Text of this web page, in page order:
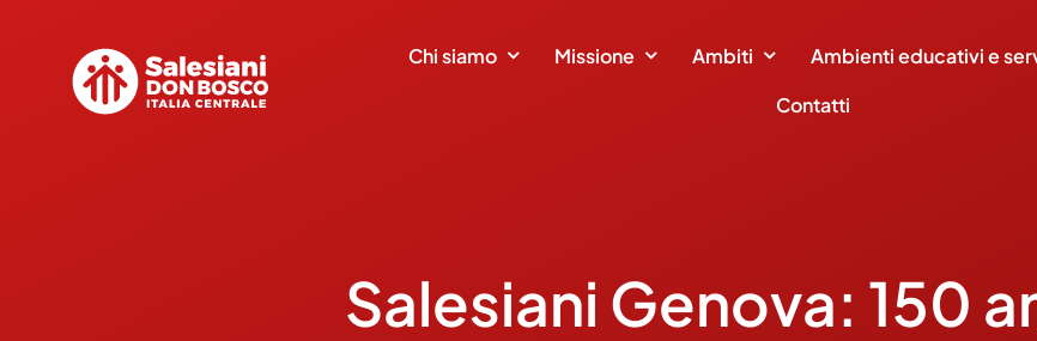
contenuto
Chi siamo Missione Ambiti Ambienti educativi e
Contatti
Salesiani Genova: 150